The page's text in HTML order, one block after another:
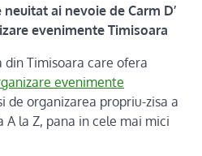
ai nevoie de Carm D’
evenimente Timisoara
din Timisoara care ofera
evenimente
de organizarea propriu-zisa a
la Z, pana in cele mai mici